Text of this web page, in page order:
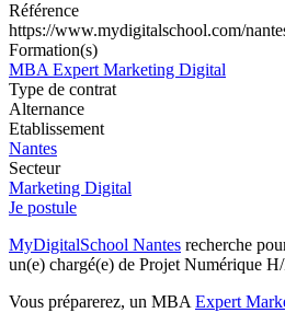
Référence
https://www.mydigitalschool.com/
Formation(s)
MBA Expert Marketing Digital
Type de contrat
Alternance
Etablissement
Nantes
Secteur
Marketing Digital
Je postule
MyDigitalSchool Nantes recherche
un(e) chargé(e) de Projet Numérique
Vous préparerez, un MBAExpert